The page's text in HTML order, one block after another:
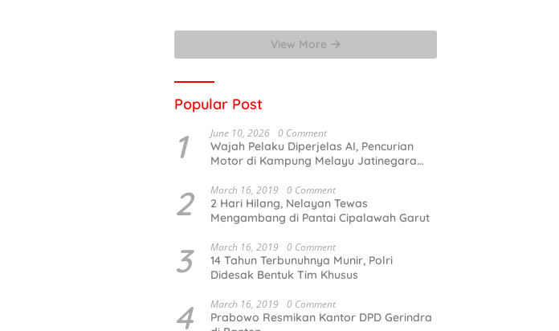
View More
Popular Post
1 June 10, 2026 0 Comment
Wajah Pelaku Diperjelas AI, Pencurian
Motor di Kampung Melayu Jatinegara
2 March 16, 2019 0 Comment
2 Hari Hilang, Nelayan Tewas
Mengambang di Pantai Cipalawah Garut
3 March 16, 2019 0 Comment
14 Tahun Terbunuhnya Munir, Polri
Didesak Bentuk Tim Khusus
4 March 16, 2019 0 Comment
Prabowo Resmikan Kantor DPD Gerindra